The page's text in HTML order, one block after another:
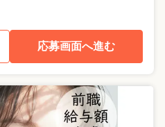
応募画面へ進む